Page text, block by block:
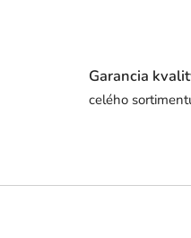
Garancia
celého